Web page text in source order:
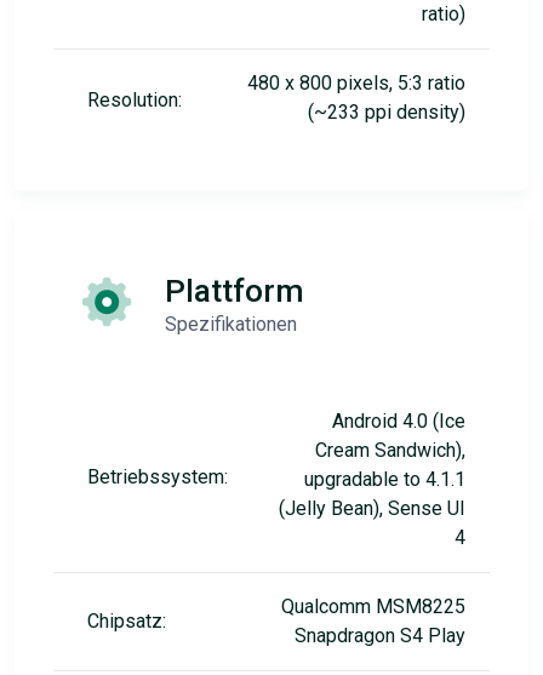
ratio)
Resolution:
480 x 800 pixels, 5:3 ratio
(~233 ppi density)
Plattform
Spezifikationen
Betriebssystem:
Android 4.0 (Ice
Cream Sandwich),
upgradable to 4.1.1
(Jelly Bean), Sense UI
4
Chipsatz:
Qualcomm MSM8225
Snapdragon S4 Play